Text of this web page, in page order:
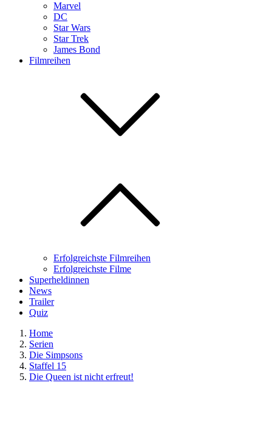
Marvel
DC
Star Wars
Star Trek
James Bond
Filmreihen
Erfolgreichste Filmreihen
Erfolgreichste Filme
Superheldinnen
News
Trailer
Quiz
Home
Serien
Die Simpsons
Staffel 15
Die Queen ist nicht erfreut!